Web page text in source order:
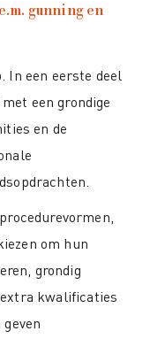
gunning en
In een eerste deel
een grondige
en de
om hun
grondig
kwalificaties